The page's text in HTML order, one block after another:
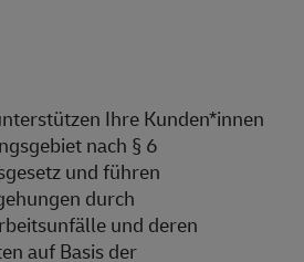
Ihre Kunden*innen
nach § 6
und führen
durch
und deren
auf Basis der